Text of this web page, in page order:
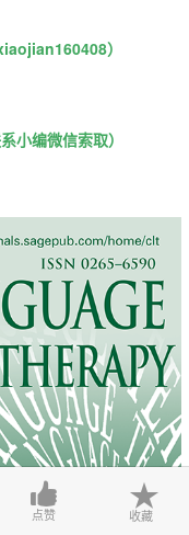
）
小编微信索取）
点赞 收藏